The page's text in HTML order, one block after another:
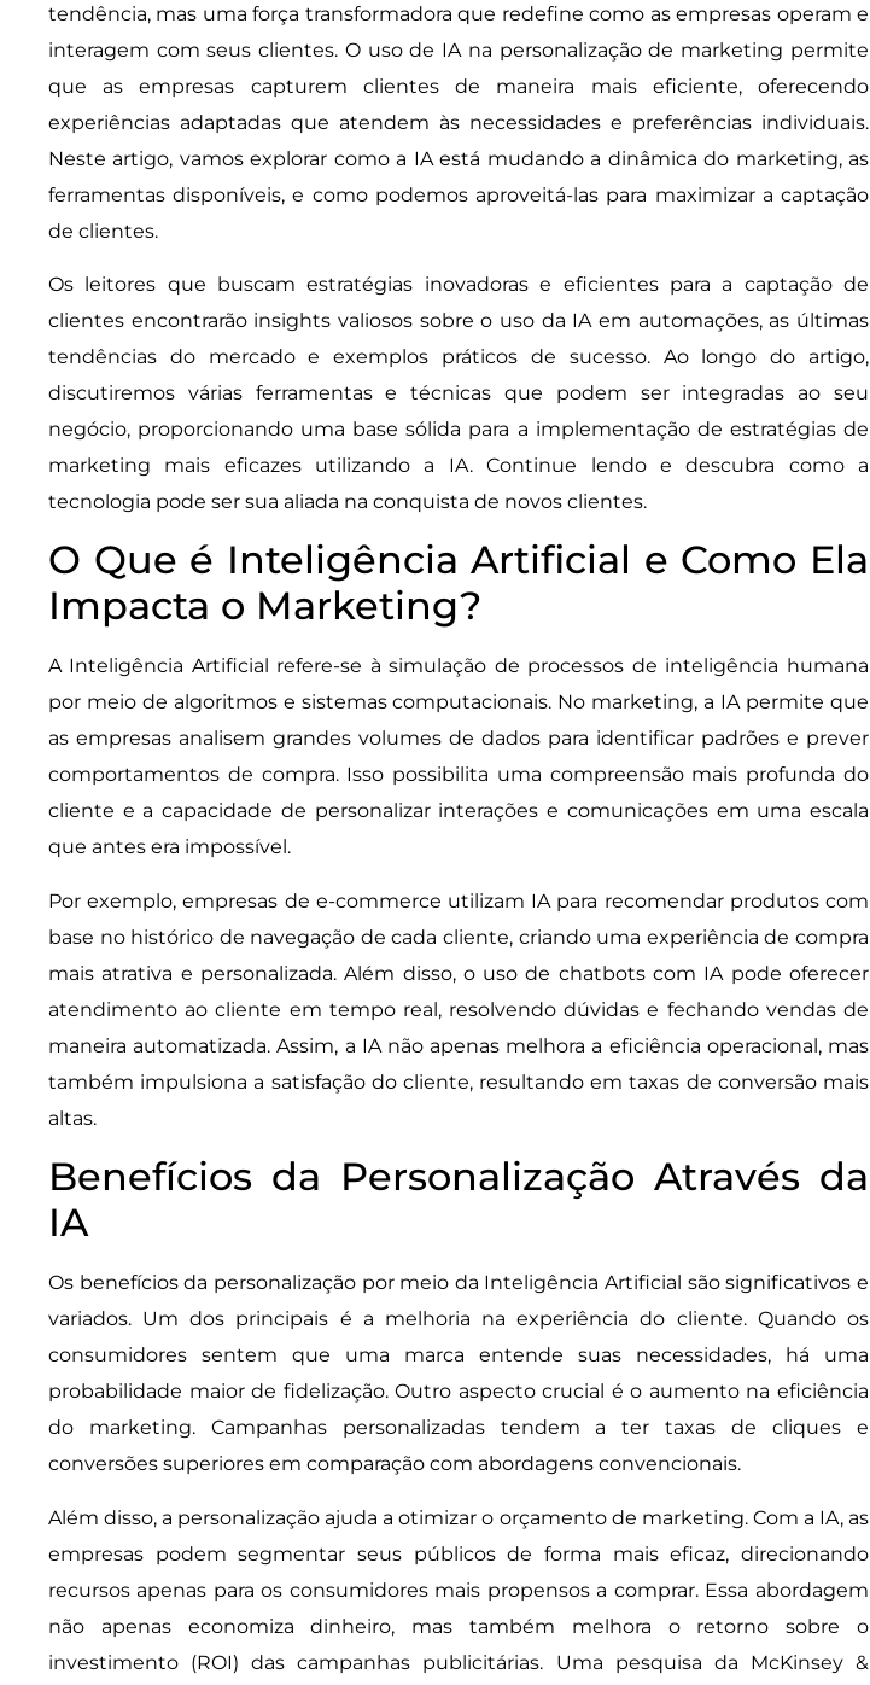
tendência, mas uma força transformadora que redefine como as empresas operam e
interagem com seus clientes. O uso de IA na personalização de marketing permite
que as empresas capturem clientes de maneira mais eficiente, oferecendo
experiências adaptadas que atendem às necessidades e preferências individuais.
Neste artigo, vamos explorar como a IA está mudando a dinâmica do marketing, as
ferramentas disponíveis, e como podemos aproveitá-las para maximizar a captação
de clientes.
Os leitores que buscam estratégias inovadoras e eficientes para a captação de
clientes encontrarão insights valiosos sobre o uso da IA em automações, as últimas
tendências do mercado e exemplos práticos de sucesso. Ao longo do artigo,
discutiremos várias ferramentas e técnicas que podem ser integradas ao seu
negócio, proporcionando uma base sólida para a implementação de estratégias de
marketing mais eficazes utilizando a IA. Continue lendo e descubra como a
tecnologia pode ser sua aliada na conquista de novos clientes.
O Que é Inteligência Artificial e Como Ela
Impacta o Marketing?
A Inteligência Artificial refere-se à simulação de processos de inteligência humana
por meio de algoritmos e sistemas computacionais. No marketing, a IA permite que
as empresas analisem grandes volumes de dados para identificar padrões e prever
comportamentos de compra. Isso possibilita uma compreensão mais profunda do
cliente e a capacidade de personalizar interações e comunicações em uma escala
que antes era impossível.
Por exemplo, empresas de e-commerce utilizam IA para recomendar produtos com
base no histórico de navegação de cada cliente, criando uma experiência de compra
mais atrativa e personalizada. Além disso, o uso de chatbots com IA pode oferecer
atendimento ao cliente em tempo real, resolvendo dúvidas e fechando vendas de
maneira automatizada. Assim, a IA não apenas melhora a eficiência operacional, mas
também impulsiona a satisfação do cliente, resultando em taxas de conversão mais
altas.
Benefícios da Personalização Através da
IA
Os benefícios da personalização por meio da Inteligência Artificial são significativos e
variados. Um dos principais é a melhoria na experiência do cliente. Quando os
consumidores sentem que uma marca entende suas necessidades, há uma
probabilidade maior de fidelização. Outro aspecto crucial é o aumento na eficiência
do marketing. Campanhas personalizadas tendem a ter taxas de cliques e
conversões superiores em comparação com abordagens convencionais.
Além disso, a personalização ajuda a otimizar o orçamento de marketing. Com a IA, as
empresas podem segmentar seus públicos de forma mais eficaz, direcionando
recursos apenas para os consumidores mais propensos a comprar. Essa abordagem
não apenas economiza dinheiro, mas também melhora o retorno sobre o
investimento (ROI) das campanhas publicitárias. Uma pesquisa da McKinsey &